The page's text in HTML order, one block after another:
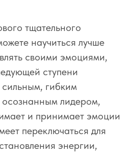
тщательного
научиться лучше
своими эмоциями,
ступени
сильным, гибким
лидером,
и принимает эмоции
переключаться для
энергии,